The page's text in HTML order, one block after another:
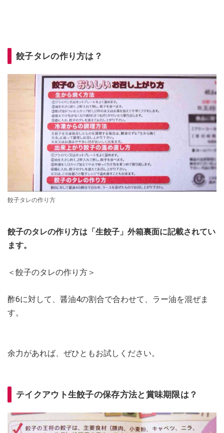
餃子タレの作り方は？
餃子タレの作り方
餃子のタレの作り方は「生餃子」外箱裏面に記載されてい
ます。
＜餃子のタレの作り方＞
酢6に対して、醤油4の割合で合わせて、ラー油を混ぜま
す。
余力があれば、ぜひともお試しください。
テイクアウト生餃子の保存方法と賞味期限は？